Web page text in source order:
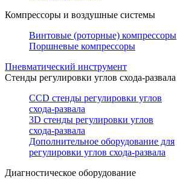
Компрессоры и воздушные системы
Винтовые (роторные) компрессоры
Поршневые компрессоры
Пневматический инструмент
Стенды регулировки углов схода-развала
CCD стенды регулировки углов
схода-развала
3D стенды регулировки углов
схода-развала
Дополнительное оборудование для
регулировки углов схода-развала
Диагностическое оборудование